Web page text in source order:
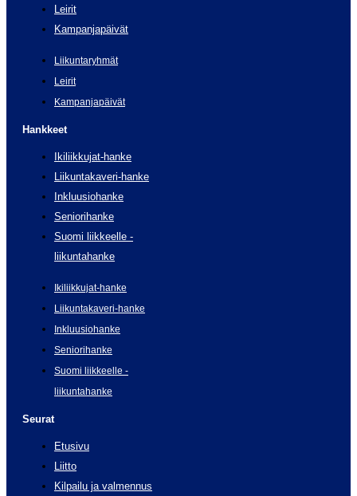
Leirit
Kampanjapäivät
Liikuntaryhmät
Leirit
Kampanjapäivät
Hankkeet
Ikiliikkujat-hanke
Liikuntakaveri-hanke
Inkluusiohanke
Seniorihanke
Suomi liikkeelle -
liikuntahanke
Ikiliikkujat-hanke
Liikuntakaveri-hanke
Inkluusiohanke
Seniorihanke
Suomi liikkeelle -
liikuntahanke
Seurat
Etusivu
Liitto
Kilpailu ja valmennus